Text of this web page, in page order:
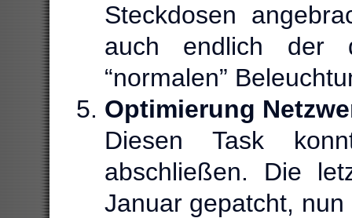
Steckdosen
auch endlich der
“normalen”
Optimierung
Diesen Task
abschließen. Die
Januar gepatcht,